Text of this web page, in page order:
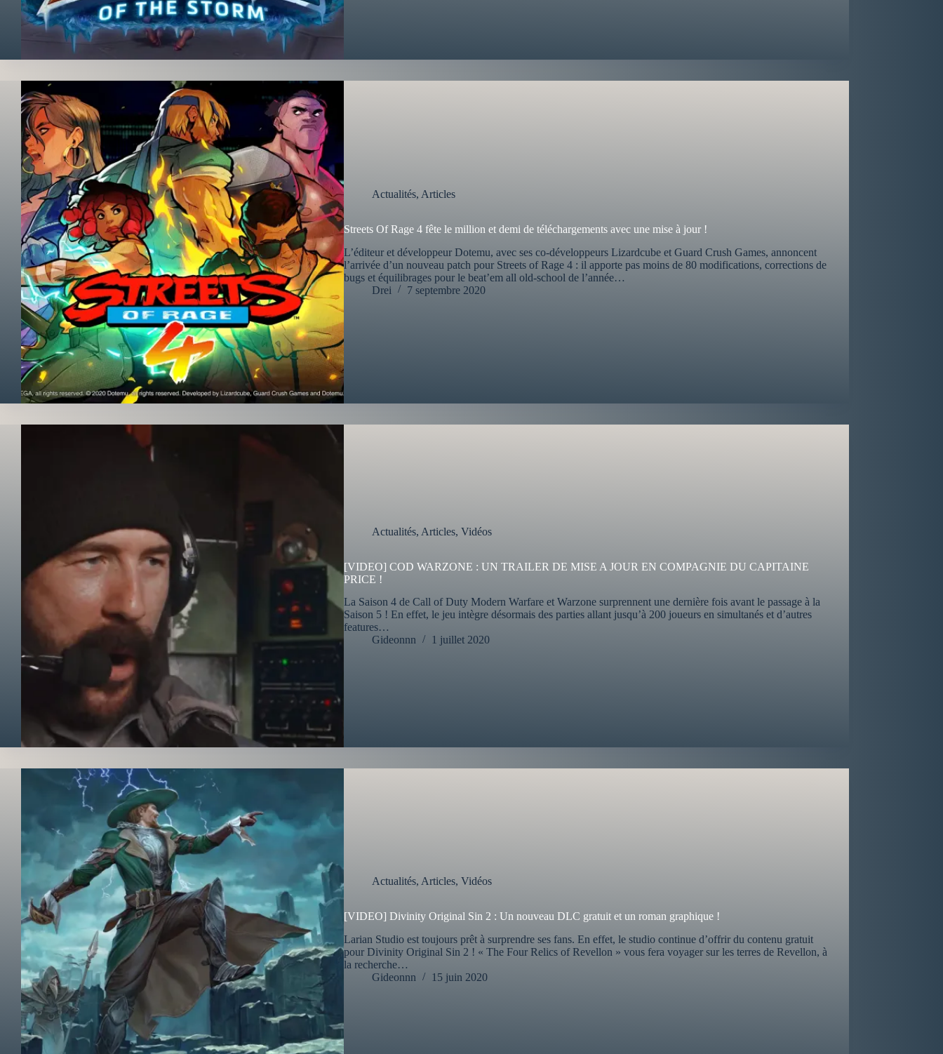
Actualités, Articles
Streets Of Rage 4 fête le million et demi de téléchargements avec une mise à jour !
L’éditeur et développeur Dotemu, avec ses co-développeurs Lizardcube et Guard Crush Games, annoncent
l’arrivée d’un nouveau patch pour Streets of Rage 4 : il apporte pas moins de 80 modifications, corrections de
bugs et équilibrages pour le beat’em all old-school de l’année…
Drei
7 septembre 2020
Actualités, Articles, Vidéos
[VIDEO] COD WARZONE : UN TRAILER DE MISE A JOUR EN COMPAGNIE DU CAPITAINE
PRICE !
La Saison 4 de Call of Duty Modern Warfare et Warzone surprennent une dernière fois avant le passage à la
Saison 5 ! En effet, le jeu intègre désormais des parties allant jusqu’à 200 joueurs en simultanés et d’autres
features…
Gideonnn
1 juillet 2020
Actualités, Articles, Vidéos
[VIDEO] Divinity Original Sin 2 : Un nouveau DLC gratuit et un roman graphique !
Larian Studio est toujours prêt à surprendre ses fans. En effet, le studio continue d’offrir du contenu gratuit
pour Divinity Original Sin 2 ! « The Four Relics of Revellon » vous fera voyager sur les terres de Revellon, à
la recherche…
Gideonnn
15 juin 2020